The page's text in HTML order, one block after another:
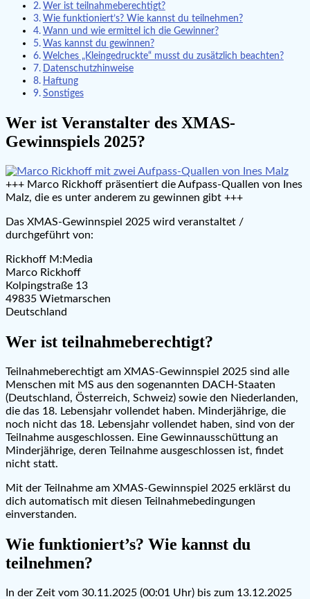
Wer ist teilnahmeberechtigt?
Wie funktioniert’s? Wie kannst du teilnehmen?
Wann und wie ermittel ich die Gewinner?
Was kannst du gewinnen?
Welches „Kleingedruckte“ musst du zusätzlich beachten?
Datenschutzhinweise
Haftung
Sonstiges
Wer ist Veranstalter des XMAS-
Gewinnspiels 2025?
+++ Marco Rickhoff präsentiert die Aufpass-Quallen von Ines
Malz, die es unter anderem zu gewinnen gibt +++
Das XMAS-Gewinnspiel 2025 wird veranstaltet /
durchgeführt von:
Rickhoff M:Media
Marco Rickhoff
Kolpingstraße 13
49835 Wietmarschen
Deutschland
Wer ist teilnahmeberechtigt?
Teilnahmeberechtigt am XMAS-Gewinnspiel 2025 sind alle
Menschen mit MS aus den sogenannten DACH-Staaten
(Deutschland, Österreich, Schweiz) sowie den Niederlanden,
die das 18. Lebensjahr vollendet haben. Minderjährige, die
noch nicht das 18. Lebensjahr vollendet haben, sind von der
Teilnahme ausgeschlossen. Eine Gewinnausschüttung an
Minderjährige, deren Teilnahme ausgeschlossen ist, findet
nicht statt.
Mit der Teilnahme am XMAS-Gewinnspiel 2025 erklärst du
dich automatisch mit diesen Teilnahmebedingungen
einverstanden.
Wie funktioniert’s? Wie kannst du
teilnehmen?
In der Zeit vom 30.11.2025 (00:01 Uhr) bis zum 13.12.2025